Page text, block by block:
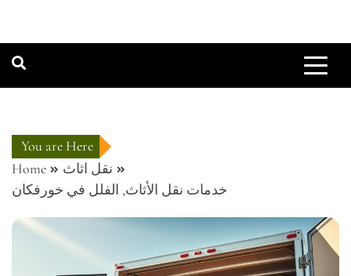
You are Here
Home
نقل اثاث
خدمات نقل الأثاث, الفلل في خورفكان